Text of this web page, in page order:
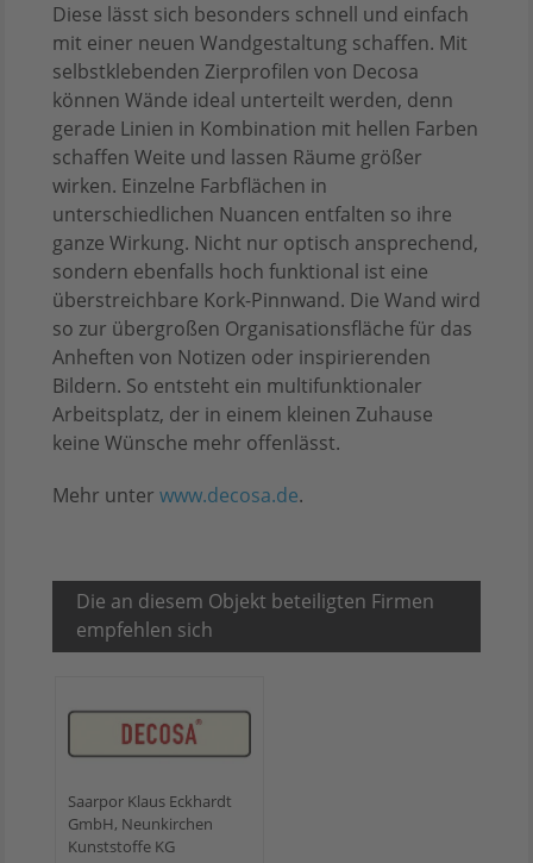
Diese lässt sich besonders schnell und einfach
mit einer neuen Wandgestaltung schaffen. Mit
selbstklebenden Zierprofilen von Decosa
können Wände ideal unterteilt werden, denn
gerade Linien in Kombination mit hellen Farben
schaffen Weite und lassen Räume größer
wirken. Einzelne Farbflächen in
unterschiedlichen Nuancen entfalten so ihre
ganze Wirkung. Nicht nur optisch ansprechend,
sondern ebenfalls hoch funktional ist eine
überstreichbare Kork-Pinnwand. Die Wand wird
so zur übergroßen Organisationsfläche für das
Anheften von Notizen oder inspirierenden
Bildern. So entsteht ein multifunktionaler
Arbeitsplatz, der in einem kleinen Zuhause
keine Wünsche mehr offenlässt.
Mehr unter www.decosa.de.
Die an diesem Objekt beteiligten Firmen
empfehlen sich
Saarpor Klaus Eckhardt
GmbH, Neunkirchen
Kunststoffe KG